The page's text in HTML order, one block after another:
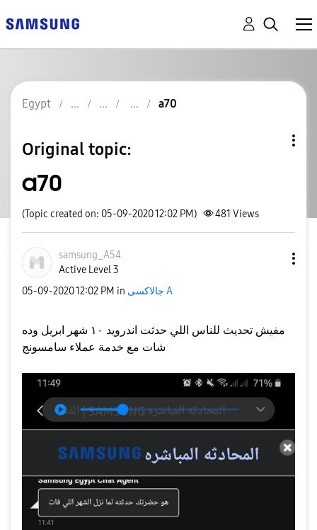
Egypt a70
Original topic:
a70
(Topic created on: 05-09-2020 12:02 PM) 481 Views
samsung_A54
Active Level 3
‎05-09-202012:02 PM in جالاكسى A
مفيش تحديث للناس اللي حدثت اندرويد ١٠ شهر ابريل وده